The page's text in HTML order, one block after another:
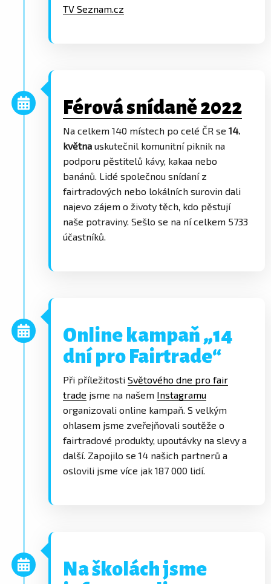
TV Seznam.cz
Férová snídaně 2022
Na celkem 140 místech po celé ČR se 14.
května uskutečnil komunitní piknik na
podporu pěstitelů kávy, kakaa nebo
banánů. Lidé společnou snídaní z
fairtradových nebo lokálních surovin dali
najevo zájem o životy těch, kdo pěstují
naše potraviny. Sešlo se na ní celkem 5733
účastníků.
Online kampaň „14
dní pro Fairtrade“
Při příležitosti Světového dne pro fair
trade jsme na našem Instagramu
organizovali online kampaň. S velkým
ohlasem jsme zveřejňovali soutěže o
fairtradové produkty, upoutávky na slevy a
další. Zapojilo se 14 našich partnerů a
oslovili jsme více jak 187 000 lidí.
Na školách jsme